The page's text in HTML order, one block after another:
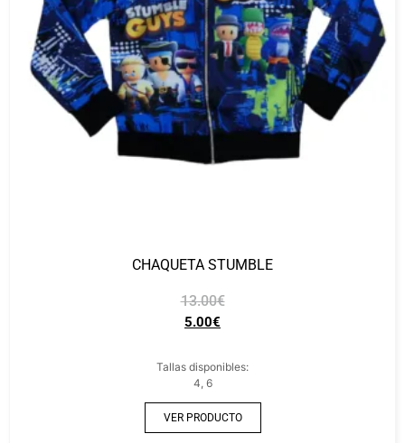
CHAQUETA STUMBLE
13.00€
5.00€
Tallas disponibles:
4, 6
VER PRODUCTO